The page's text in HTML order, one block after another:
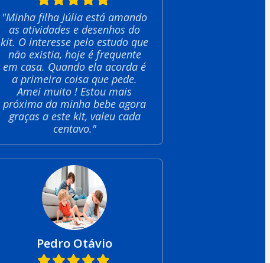
"Minha filha Júlia está amando
as atividades e desenhos do
kit. O interesse pelo estudo que
não existia, hoje é frequente
em casa. Quando ela acorda é
a primeira coisa que pede.
Amei muito ! Estou mais
próxima da minha bebe agora
graças a este kit, valeu cada
centavo."
Pedro Otávio